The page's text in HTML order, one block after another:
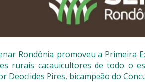
Rondônia promoveu a Primeira
rurais cacauicultores de todo o
Deoclides Pires, bicampeão do